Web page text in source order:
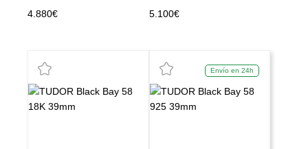
4.880€ 5.100€
Envío en 24h